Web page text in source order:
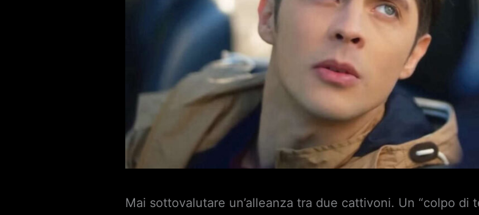
Mai sottovalutare un’alleanza tra due cattivoni. Un “colpo di